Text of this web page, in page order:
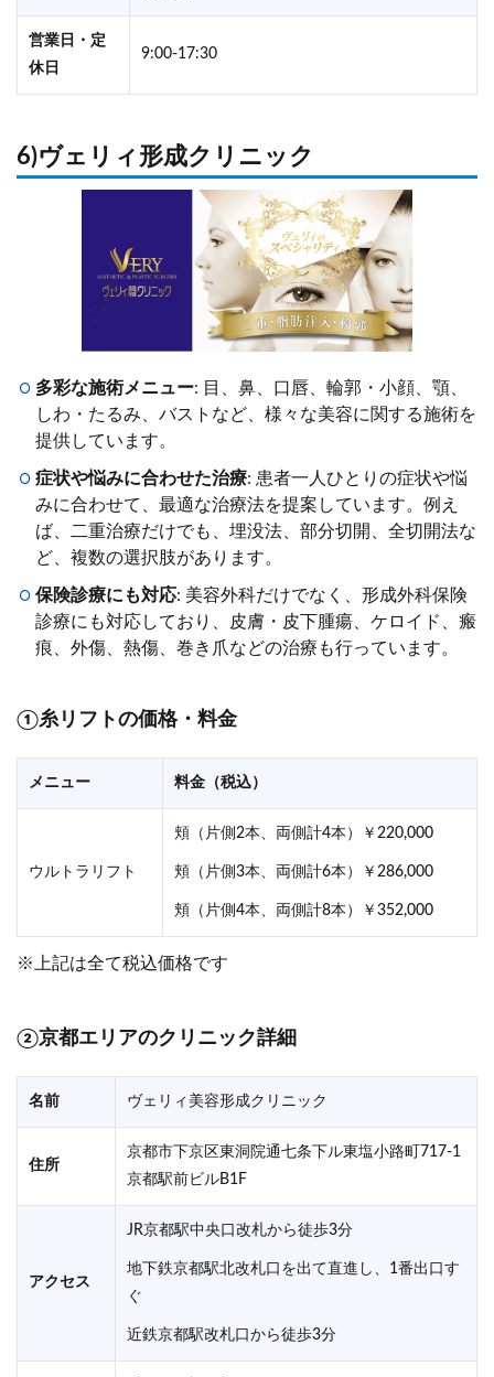
営業日・定
休日
9:00-17:30
6)ヴェリィ形成クリニック
多彩な施術メニュー: 目、鼻、口唇、輪郭・小顔、顎、
しわ・たるみ、バストなど、様々な美容に関する施術を
提供しています。
症状や悩みに合わせた治療: 患者一人ひとりの症状や悩
みに合わせて、最適な治療法を提案しています。例え
ば、二重治療だけでも、埋没法、部分切開、全切開法な
ど、複数の選択肢があります。
保険診療にも対応: 美容外科だけでなく、形成外科保険
診療にも対応しており、皮膚・皮下腫瘍、ケロイド、瘢
痕、外傷、熱傷、巻き爪などの治療も行っています。
①糸リフトの価格・料金
メニュー 料金（税込）
ウルトラリフト
頬（片側2本、両側計4本）￥220,000
頬（片側3本、両側計6本）￥286,000
頬（片側4本、両側計8本）￥352,000
※上記は全て税込価格です
②京都エリアのクリニック詳細
名前 ヴェリィ美容形成クリニック
住所
京都市下京区東洞院通七条下ル東塩小路町717-1
京都駅前ビルB1F
アクセス
JR京都駅中央口改札から徒歩3分
地下鉄京都駅北改札口を出て直進し、1番出口す
ぐ
近鉄京都駅改札口から徒歩3分